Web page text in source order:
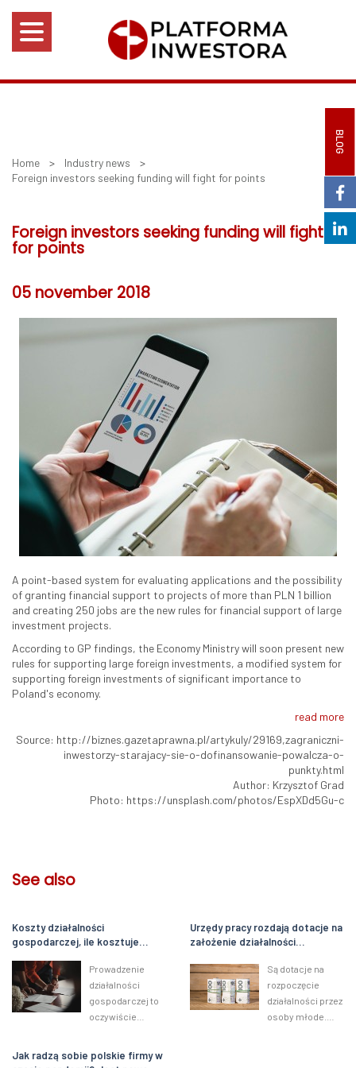
BLOG
Home > Industry news >
Foreign investors seeking funding will fight for points
Foreign investors seeking funding will fight
for points
05 november 2018
A point-based system for evaluating applications and the possibility
of granting financial support to projects of more than PLN 1 billion
and creating 250 jobs are the new rules for financial support of large
investment projects.
According to GP findings, the Economy Ministry will soon present new
rules for supporting large foreign investments, a modified system for
supporting foreign investments of significant importance to
Poland's economy.
read more
Source: http://biznes.gazetaprawna.pl/artykuly/29169,zagraniczni-
inwestorzy-starajacy-sie-o-dofinansowanie-powalcza-o-
punkty.html
Author: Krzysztof Grad
Photo: https://unsplash.com/photos/EspXDd5Gu-c
See also
Koszty działalności
gospodarczej, ile kosztuje
Prowadzenie
działalności
gospodarczej to
oczywiście
osiąganie
Urzędy pracy rozdają dotacje na
założenie działalności
dla młodych
Są dotacje na
rozpoczęcie
działalności przez
osoby młode.
Jak radzą sobie polskie firmy w